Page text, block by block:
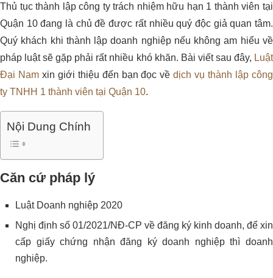
Thủ tục thành lập công ty trách nhiệm hữu hạn 1 thành viên tại
Quận 10 đang là chủ đề được rất nhiều quý độc giả quan tâm.
Quý khách khi thành lập doanh nghiệp nếu không am hiểu về
pháp luật sẽ gặp phải rất nhiều khó khăn. Bài viết sau đây, Luật
Đại Namxin giới thiệu đến bạn đọc về dịch vụ thành lập công
ty TNHH 1 thành viên tại Quận 10.
Nội Dung Chính
Căn cứ pháp lý
Luật Doanh nghiệp 2020
Nghị định số 01/2021/NĐ-CP về đăng ký kinh doanh, để xin
cấp giấy chứng nhận đăng ký doanh nghiệp thì doanh
nghiệp.